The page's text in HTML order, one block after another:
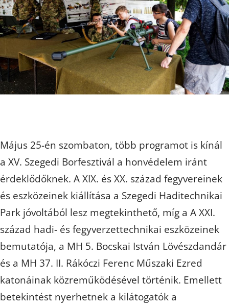
Május 25-én szombaton, több programot is kínál
a XV. Szegedi Borfesztivál a honvédelem iránt
érdeklődőknek. A XIX. és XX. század fegyvereinek
és eszközeinek kiállítása a Szegedi Haditechnikai
Park jóvoltából lesz megtekinthető, míg a A XXI.
század hadi- és fegyverzettechnikai eszközeinek
bemutatója, a MH 5. Bocskai István Lövészdandár
és a MH 37. II. Rákóczi Ferenc Műszaki Ezred
katonáinak közreműködésével történik. Emellett
betekintést nyerhetnek a kilátogatók a